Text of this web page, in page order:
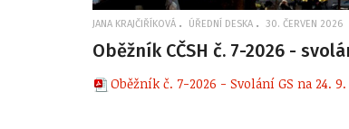
JANA KRAJČIŘÍKOVÁ ÚŘEDNÍ DESKA 30. ČERVEN 2026
Oběžník CČSH č. 7-2026 -
Oběžník č. 7-2026 - Svolání GS na 24. 9.